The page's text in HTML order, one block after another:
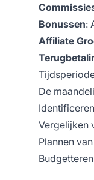
Bonussen:
Affiliate
De
Vergelijken
Plannen